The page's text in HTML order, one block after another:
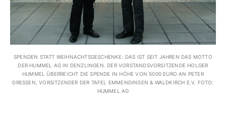
SPENDEN STATT WEIHNACHTSGESCHENKE: DAS IST SEIT JAHREN DAS MOTTO
DER HUMMEL AG IN DENZLINGEN. DER VORSTANDSVORSITZENDE HOLGER
HUMMEL ÜBERREICHT DIE SPENDE IN HÖHE VON 5000 EURO AN PETER
DRESSEN, VORSITZENDER DER TAFEL EMMENDINGEN & WALDKIRCH E.V. FOTO: H
UMMEL AG